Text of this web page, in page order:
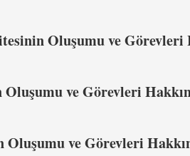
Oluşumu ve Görevleri
ve Görevleri
ve Görevleri